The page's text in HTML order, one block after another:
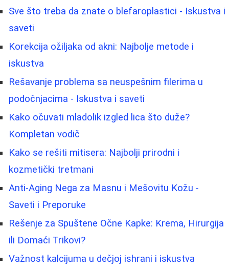
Sve što treba da znate o blefaroplastici - Iskustva i
saveti
Korekcija ožiljaka od akni: Najbolje metode i
iskustva
Rešavanje problema sa neuspešnim filerima u
podočnjacima - Iskustva i saveti
Kako očuvati mladolik izgled lica što duže?
Kompletan vodič
Kako se rešiti mitisera: Najbolji prirodni i
kozmetički tretmani
Anti-Aging Nega za Masnu i Mešovitu Kožu -
Saveti i Preporuke
Rešenje za Spuštene Očne Kapke: Krema, Hirurgija
ili Domaći Trikovi?
Važnost kalcijuma u dečjoj ishrani i iskustva